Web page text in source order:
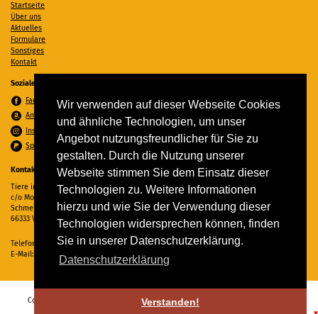
Wir verwenden auf dieser Webseite Cookies
und ähnliche Technologien, um unser
Angebot nutzungsfreundlicher für Sie zu
gestalten. Durch die Nutzung unserer
Webseite stimmen Sie dem Einsatz dieser
Technologien zu. Weitere Informationen
hierzu und wie Sie der Verwendung dieser
Technologien widersprechen können, finden
Sie in unserer Datenschutzerklärung.
Datenschutzerklärung
Verstanden!
Startseite
Über uns
Aktuelles
Formulare
Sonstiges
Kontakt
Soziale Medien
Facebook
Amazon Wunschzettel
Instagram
Spenden per PayPal
Kontakt
Tiere in Not Saar e.V.
c/o Monika Ewen
Schmelzer Straße 22
66333 Völklingen
Telefon:
06898 294862
E-Mail:
info@tiere-in-not-saar.de
Copyright © 2026 Tiere in Not Saar e.V. Alle Rechte vorbehalten. -